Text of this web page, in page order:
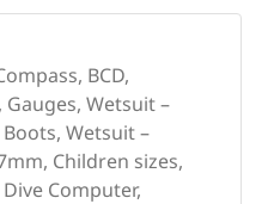
BCD,
Wetsuit –
Wetsuit –
Children sizes,
Computer,